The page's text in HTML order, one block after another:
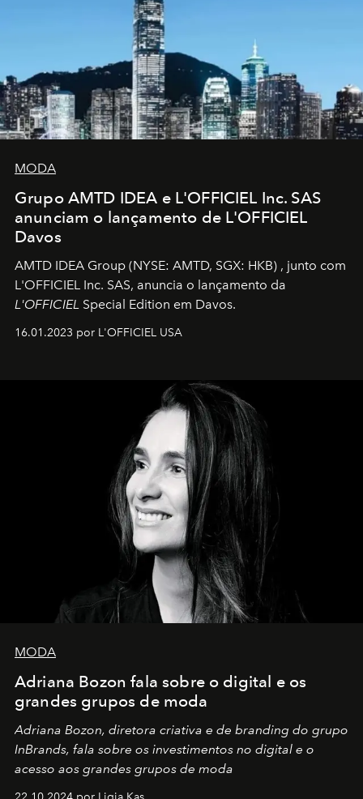
MODA
Grupo AMTD IDEA e L'OFFICIEL Inc. SAS
anunciam o lançamento de L'OFFICIEL
Davos
AMTD IDEA Group (NYSE: AMTD, SGX: HKB) , junto com
L'OFFICIEL Inc. SAS, anuncia o lançamento da
L'OFFICIEL Special Edition em Davos.
16.01.2023 por L'OFFICIEL USA
MODA
Adriana Bozon fala sobre o digital e os
grandes grupos de moda
Adriana Bozon, diretora criativa e de branding do grupo
InBrands, fala sobre os investimentos no digital e o
acesso aos grandes grupos de moda